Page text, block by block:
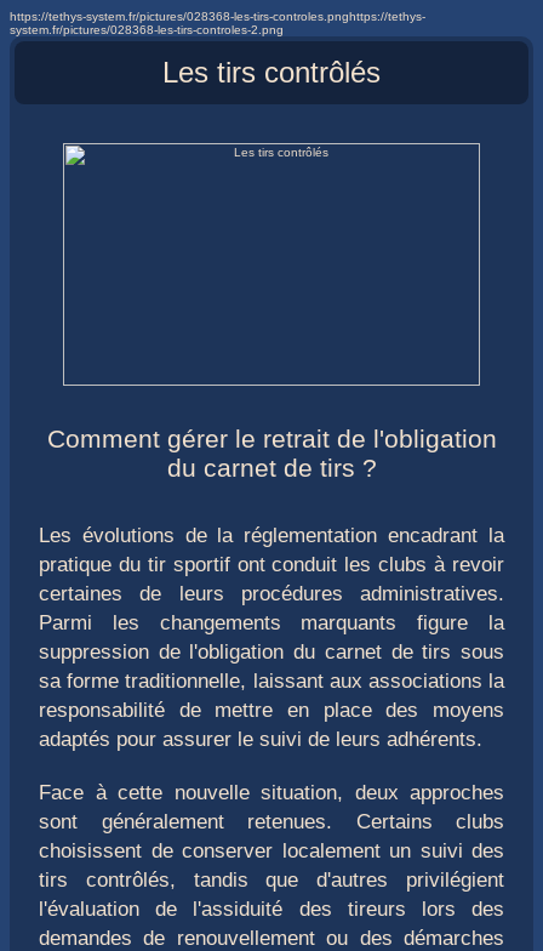
https://tethys-system.fr/pictures/028368-les-tirs-controles.pnghttps://tethys-
system.fr/pictures/028368-les-tirs-controles-2.png
Les tirs contrôlés
Comment gérer le retrait de l'obligation
du carnet de tirs ?
Les évolutions de la réglementation encadrant la
pratique du tir sportif ont conduit les clubs à revoir
certaines de leurs procédures administratives.
Parmi les changements marquants figure la
suppression de l'obligation du carnet de tirs sous
sa forme traditionnelle, laissant aux associations la
responsabilité de mettre en place des moyens
adaptés pour assurer le suivi de leurs adhérents.
Face à cette nouvelle situation, deux approches
sont généralement retenues. Certains clubs
choisissent de conserver localement un suivi des
tirs contrôlés, tandis que d'autres privilégient
l'évaluation de l'assiduité des tireurs lors des
demandes de renouvellement ou des démarches